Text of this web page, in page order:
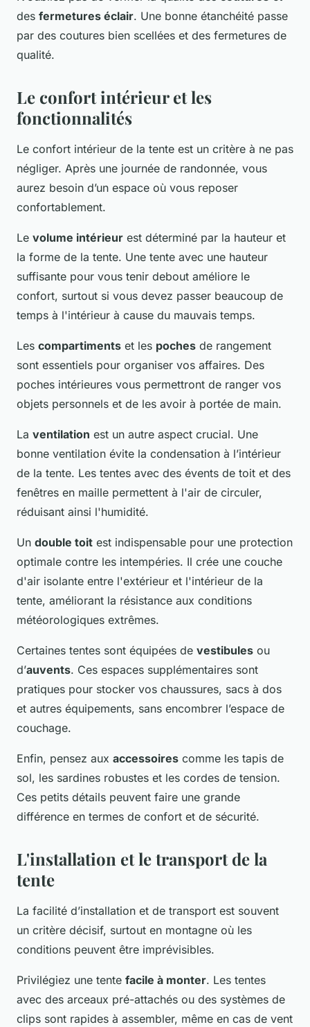
des fermetures éclair. Une bonne étanchéité passe
par des coutures bien scellées et des fermetures de
qualité.
Le confort intérieur et les
fonctionnalités
Le confort intérieur de la tente est un critère à ne pas
négliger. Après une journée de randonnée, vous
aurez besoin d’un espace où vous reposer
confortablement.
Le volume intérieur est déterminé par la hauteur et
la forme de la tente. Une tente avec une hauteur
suffisante pour vous tenir debout améliore le
confort, surtout si vous devez passer beaucoup de
temps à l'intérieur à cause du mauvais temps.
Les compartiments et les poches de rangement
sont essentiels pour organiser vos affaires. Des
poches intérieures vous permettront de ranger vos
objets personnels et de les avoir à portée de main.
La ventilation est un autre aspect crucial. Une
bonne ventilation évite la condensation à l’intérieur
de la tente. Les tentes avec des évents de toit et des
fenêtres en maille permettent à l'air de circuler,
réduisant ainsi l'humidité.
Un double toit est indispensable pour une protection
optimale contre les intempéries. Il crée une couche
d'air isolante entre l'extérieur et l'intérieur de la
tente, améliorant la résistance aux conditions
météorologiques extrêmes.
Certaines tentes sont équipées de vestibules ou
d’auvents. Ces espaces supplémentaires sont
pratiques pour stocker vos chaussures, sacs à dos
et autres équipements, sans encombrer l’espace de
couchage.
Enfin, pensez aux accessoires comme les tapis de
sol, les sardines robustes et les cordes de tension.
Ces petits détails peuvent faire une grande
différence en termes de confort et de sécurité.
L'installation et le transport de la
tente
La facilité d’installation et de transport est souvent
un critère décisif, surtout en montagne où les
conditions peuvent être imprévisibles.
Privilégiez une tente facile à monter. Les tentes
avec des arceaux pré-attachés ou des systèmes de
clips sont rapides à assembler, même en cas de vent